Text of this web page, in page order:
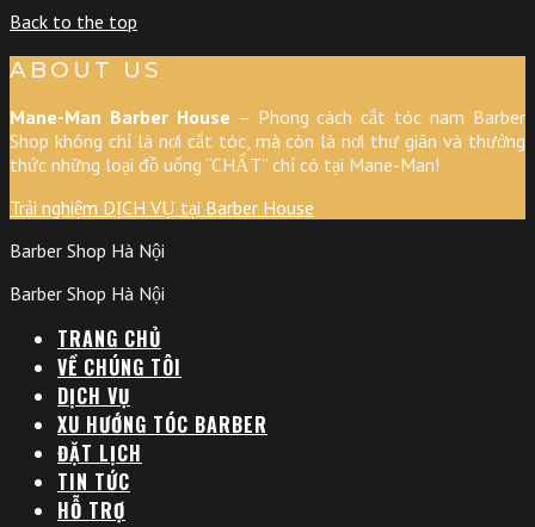
Back to the top
ABOUT US
Mane-Man Barber House – Phong cách cắt tóc nam Barber
Shop không chỉ là nơi cắt tóc, mà còn là nơi thư giãn và thưởng
thức những loại đồ uống “CHẤT” chỉ có tại Mane-Man!
Trải nghiệm DỊCH VỤ tại Barber House
Barber Shop Hà Nội
Barber Shop Hà Nội
TRANG CHỦ
VỀ CHÚNG TÔI
DỊCH VỤ
XU HƯỚNG TÓC BARBER
ĐẶT LỊCH
TIN TỨC
HỖ TRỢ